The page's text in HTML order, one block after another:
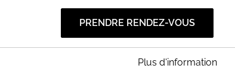
EN SAVOIR PLUS
PRENDRE RENDEZ-VOUS
Plus d'information